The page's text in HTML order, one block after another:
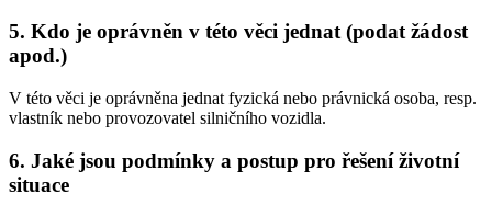
5. Kdo je oprávněn v této věci jednat (podat žádost
apod.)
V této věci je oprávněna jednat fyzická nebo právnická osoba, resp.
vlastník nebo provozovatel silničního vozidla.
6. Jaké jsou podmínky a postup pro řešení životní
situace